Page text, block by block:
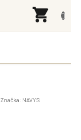
Značka: NAVYS